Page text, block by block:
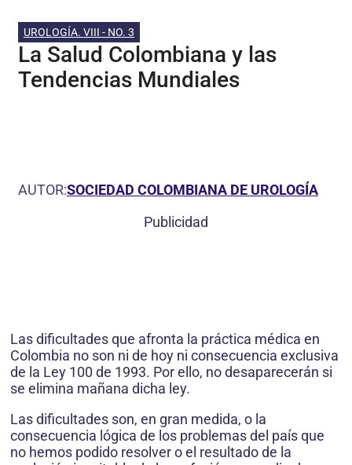
UROLOGÍA. VIII - NO. 3
La Salud Colombiana y las
Tendencias Mundiales
AUTOR:SOCIEDAD COLOMBIANA DE UROLOGÍA
Publicidad
Las dificultades que afronta la práctica médica en
Colombia no son ni de hoy ni consecuencia exclusiva
de la Ley 100 de 1993. Por ello, no desaparecerán si
se elimina mañana dicha ley.
Las dificultades son, en gran medida, o la
consecuencia lógica de los problemas del país que
no hemos podido resolver o el resultado de la